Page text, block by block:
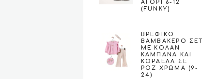
ΑΓΌΡΙ 6-12
(FUNKY)
ΒΡΕΦΙΚΌ
ΒΑΜΒΑΚΕΡΌ ΣΕΤ
ΜΕ ΚΟΛΆΝ
ΚΑΜΠΆΝΑ ΚΑΙ
ΚΟΡΔΈΛΑ ΣΕ
ΡΟΖ ΧΡΏΜΑ (9-
24)